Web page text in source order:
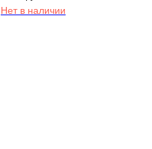
Нет в наличии